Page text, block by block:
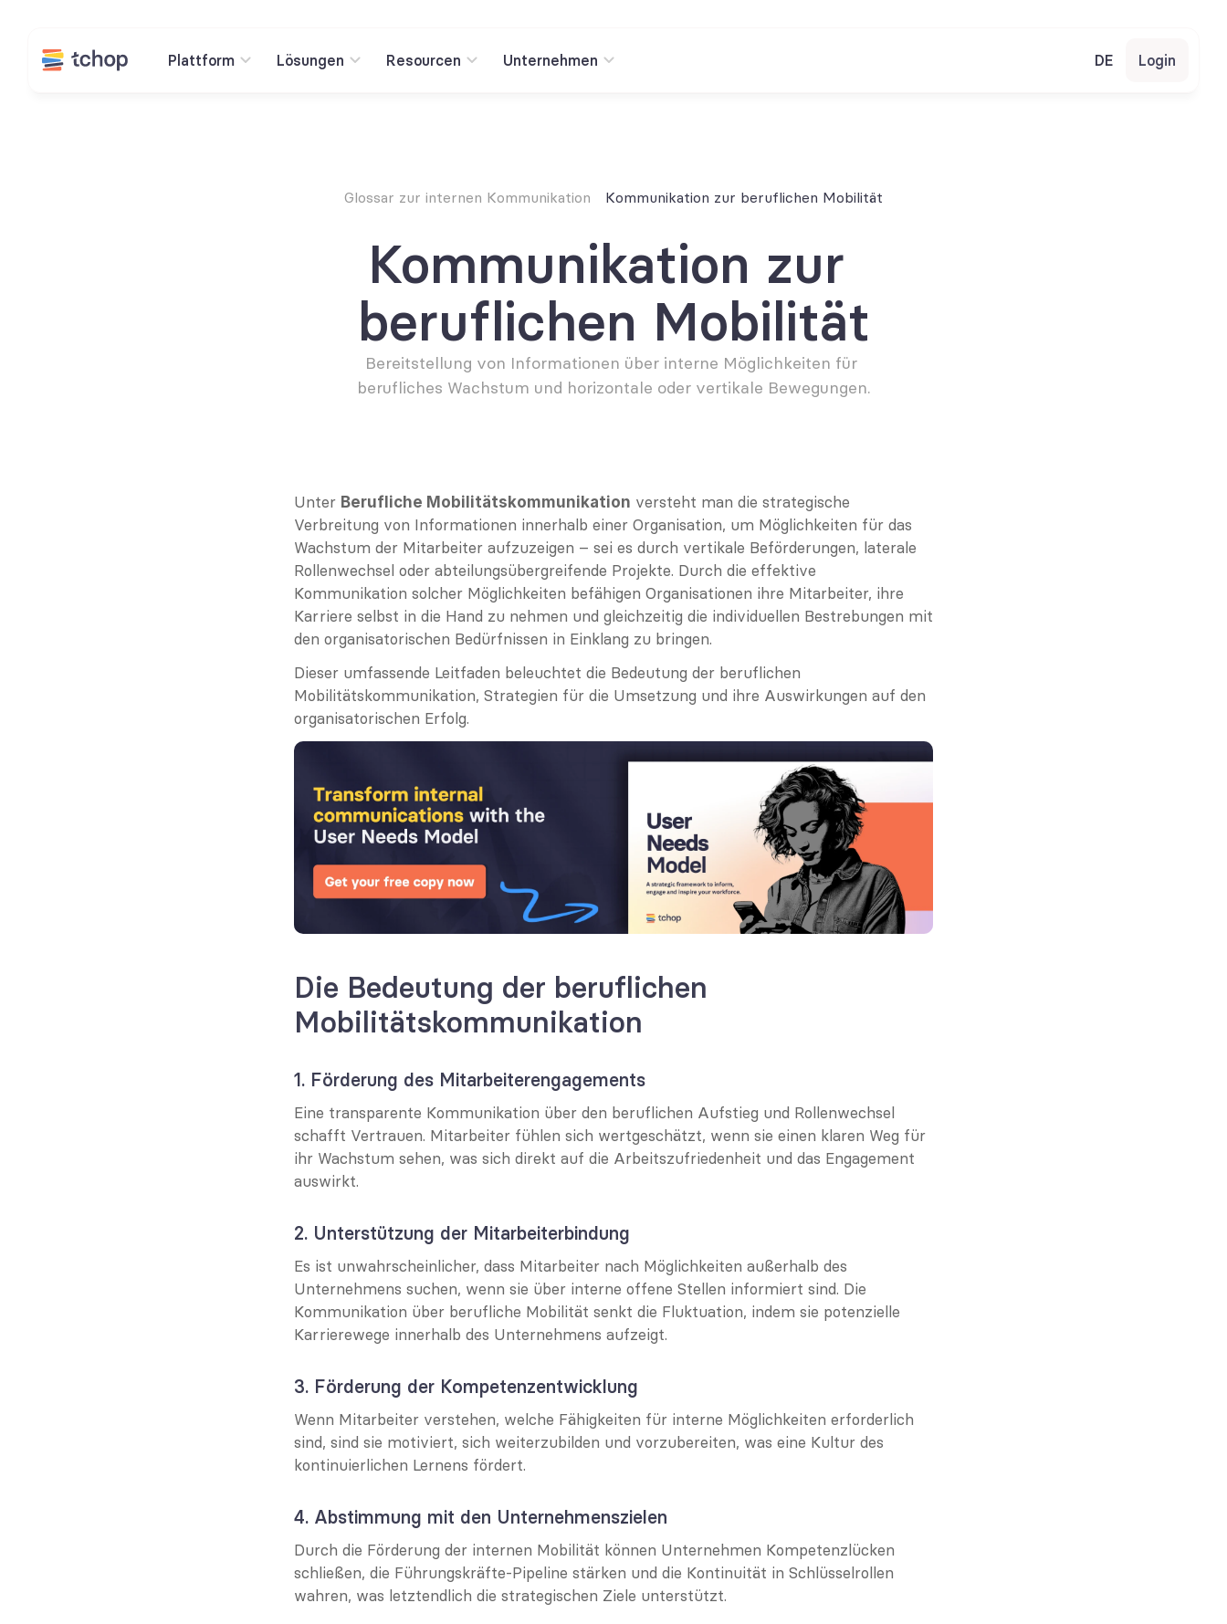
Plattform Lösungen Resourcen Unternehmen DE Login
Glossar zur internen Kommunikation Kommunikation zur beruflichen Mobilität
Kommunikation zur
beruflichen Mobilität
Bereitstellung von Informationen über interne Möglichkeiten für
berufliches Wachstum und horizontale oder vertikale Bewegungen.
Unter Berufliche Mobilitätskommunikation versteht man die strategische
Verbreitung von Informationen innerhalb einer Organisation, um Möglichkeiten für das
Wachstum der Mitarbeiter aufzuzeigen – sei es durch vertikale Beförderungen, laterale
Rollenwechsel oder abteilungsübergreifende Projekte. Durch die effektive
Kommunikation solcher Möglichkeiten befähigen Organisationen ihre Mitarbeiter, ihre
Karriere selbst in die Hand zu nehmen und gleichzeitig die individuellen Bestrebungen mit
den organisatorischen Bedürfnissen in Einklang zu bringen.
Dieser umfassende Leitfaden beleuchtet die Bedeutung der beruflichen
Mobilitätskommunikation, Strategien für die Umsetzung und ihre Auswirkungen auf den
organisatorischen Erfolg.
Die Bedeutung der beruflichen
Mobilitätskommunikation
1. Förderung des Mitarbeiterengagements
Eine transparente Kommunikation über den beruflichen Aufstieg und Rollenwechsel
schafft Vertrauen. Mitarbeiter fühlen sich wertgeschätzt, wenn sie einen klaren Weg für
ihr Wachstum sehen, was sich direkt auf die Arbeitszufriedenheit und das Engagement
auswirkt.
2. Unterstützung der Mitarbeiterbindung
Es ist unwahrscheinlicher, dass Mitarbeiter nach Möglichkeiten außerhalb des
Unternehmens suchen, wenn sie über interne offene Stellen informiert sind. Die
Kommunikation über berufliche Mobilität senkt die Fluktuation, indem sie potenzielle
Karrierewege innerhalb des Unternehmens aufzeigt.
3. Förderung der Kompetenzentwicklung
Wenn Mitarbeiter verstehen, welche Fähigkeiten für interne Möglichkeiten erforderlich
sind, sind sie motiviert, sich weiterzubilden und vorzubereiten, was eine Kultur des
kontinuierlichen Lernens fördert.
4. Abstimmung mit den Unternehmenszielen
Durch die Förderung der internen Mobilität können Unternehmen Kompetenzlücken
schließen, die Führungskräfte-Pipeline stärken und die Kontinuität in Schlüsselrollen
wahren, was letztendlich die strategischen Ziele unterstützt.